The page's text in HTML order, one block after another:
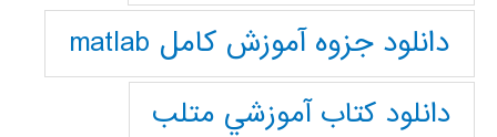
دانلود جزوه آموزش کامل matlab
دانلود كتاب آموزشي متلب